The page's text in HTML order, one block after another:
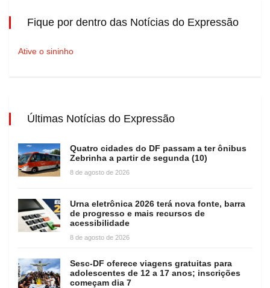
Fique por dentro das Notícias do Expressão
Ative o sininho
Últimas Notícias do Expressão
Quatro cidades do DF passam a ter ônibus
Zebrinha a partir de segunda (10)
8 de agosto de 2026
Urna eletrônica 2026 terá nova fonte, barra
de progresso e mais recursos de
acessibilidade
8 de agosto de 2026
Sesc-DF oferece viagens gratuitas para
adolescentes de 12 a 17 anos; inscrições
começam dia 7